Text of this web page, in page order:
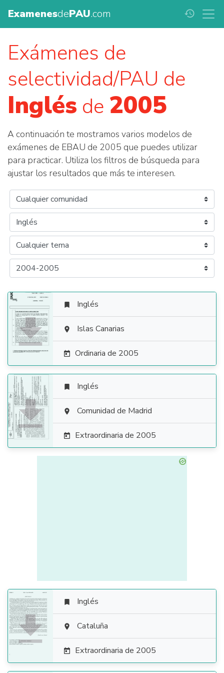
ExamenesdePAU.com history
Exámenes de
selectividad/PAU de
Inglés de 2005
A continuación te mostramos varios modelos de
exámenes de EBAU de 2005 que puedes utilizar
para practicar. Utiliza los filtros de búsqueda para
ajustar los resultados que más te interesen.

 Inglés
 Islas Canarias
 Ordinaria de 2005

 Inglés
 Comunidad de Madrid
 Extraordinaria de 2005

 Inglés
 Cataluña
 Extraordinaria de 2005